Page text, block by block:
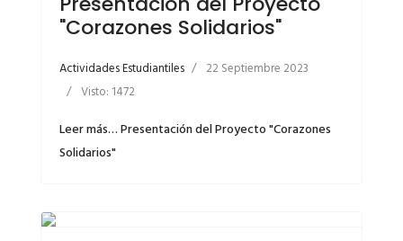
"Corazones Solidarios"
Actividades Estudiantiles
22 Septiembre 2023
Visto: 1472
Leer más… Presentación del Proyecto "Corazones
Solidarios"